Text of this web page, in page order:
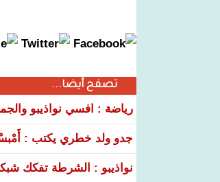
تصفح أيضا...
رياضة : افسي نواذيبو
جدو ولد خطري يكتب :
نواذيبو : الشرطة تفكك